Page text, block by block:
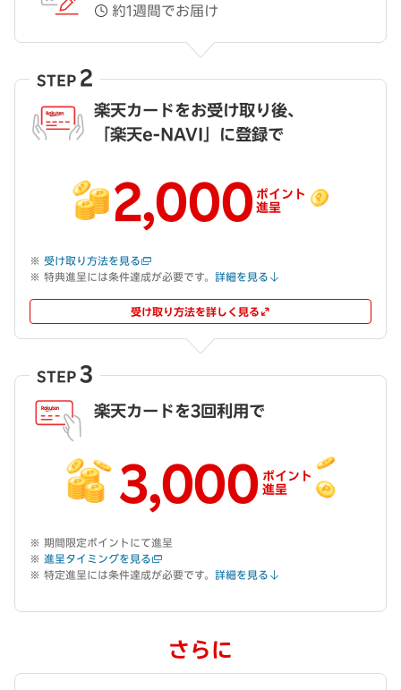
約1週間でお届け
STEP 2
楽天カードをお受け取り後、
「楽天e-NAVI」に登録で
2,000 ポイント
進呈
受け取り方法を見る
特典進呈には条件達成が必要です。 詳細を見る
受け取り方法を詳しく見る
STEP 3
楽天カードを3回利用で
3,000 ポイント
進呈
期間限定ポイントにて進呈
進呈タイミングを見る
特定進呈には条件達成が必要です。 詳細を見る
さらに